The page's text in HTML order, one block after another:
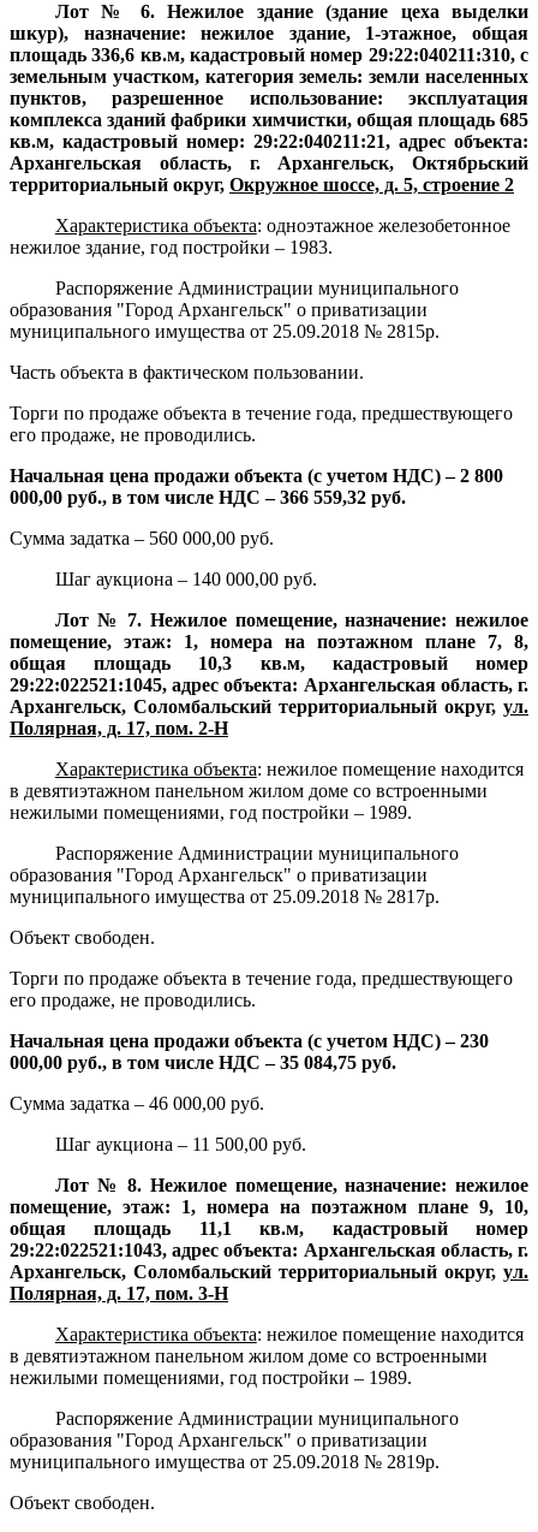
Лот № 6. Нежилое здание (здание цеха выделки
шкур), назначение: нежилое здание, 1-этажное, общая
площадь 336,6 кв.м, кадастровый номер 29:22:040211:310, с
земельным участком, категория земель: земли населенных
пунктов, разрешенное использование: эксплуатация
комплекса зданий фабрики химчистки, общая площадь 685
кв.м, кадастровый номер: 29:22:040211:21, адрес объекта:
Архангельская область, г. Архангельск, Октябрьский
территориальный округ, Окружное шоссе, д. 5, строение 2
Характеристика объекта: одноэтажное железобетонное
нежилое здание, год постройки – 1983.
Распоряжение Администрации муниципального
образования "Город Архангельск" о приватизации
муниципального имущества от 25.09.2018 № 2815р.
Часть объекта в фактическом пользовании.
Торги по продаже объекта в течение года, предшествующего
его продаже, не проводились.
Начальная цена продажи объекта (с учетом НДС) – 2 800
000,00 руб., в том числе НДС – 366 559,32 руб.
Сумма задатка – 560 000,00 руб.
Шаг аукциона – 140 000,00 руб.
Лот № 7. Нежилое помещение, назначение: нежилое
помещение, этаж: 1, номера на поэтажном плане 7, 8,
общая площадь 10,3 кв.м, кадастровый номер
29:22:022521:1045, адрес объекта: Архангельская область, г.
Архангельск, Соломбальский территориальный округ, ул.
Полярная, д. 17, пом. 2-Н
Характеристика объекта: нежилое помещение находится
в девятиэтажном панельном жилом доме со встроенными
нежилыми помещениями, год постройки – 1989.
Распоряжение Администрации муниципального
образования "Город Архангельск" о приватизации
муниципального имущества от 25.09.2018 № 2817р.
Объект свободен.
Торги по продаже объекта в течение года, предшествующего
его продаже, не проводились.
Начальная цена продажи объекта (с учетом НДС) – 230
000,00 руб., в том числе НДС – 35 084,75 руб.
Сумма задатка – 46 000,00 руб.
Шаг аукциона – 11 500,00 руб.
Лот № 8. Нежилое помещение, назначение: нежилое
помещение, этаж: 1, номера на поэтажном плане 9, 10,
общая площадь 11,1 кв.м, кадастровый номер
29:22:022521:1043, адрес объекта: Архангельская область, г.
Архангельск, Соломбальский территориальный округ, ул.
Полярная, д. 17, пом. 3-Н
Характеристика объекта: нежилое помещение находится
в девятиэтажном панельном жилом доме со встроенными
нежилыми помещениями, год постройки – 1989.
Распоряжение Администрации муниципального
образования "Город Архангельск" о приватизации
муниципального имущества от 25.09.2018 № 2819р.
Объект свободен.